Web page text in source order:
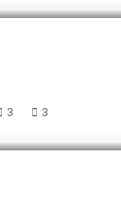
3 3